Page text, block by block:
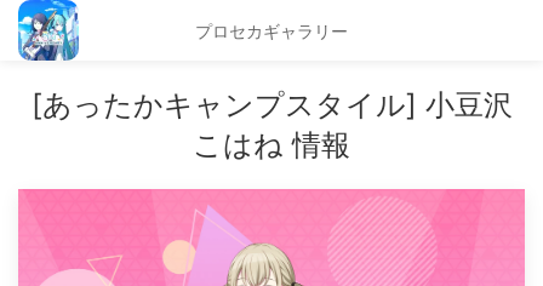
プロセカギャラリー
[あったかキャンプスタイル] 小豆沢
こはね 情報